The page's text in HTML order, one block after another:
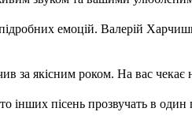
емоцій. Валерій
якісним роком. На вас чекає
інших пісень прозвучать в